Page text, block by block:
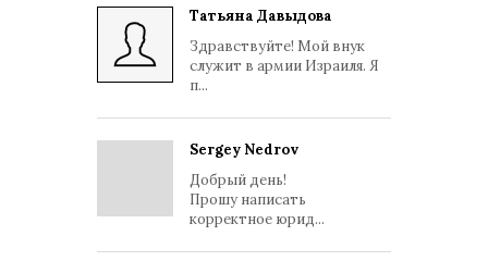
Татьяна Давыдова
Здравствуйте! Мой внук
служит в армии Израиля. Я
п...
Sergey Nedrov
Добрый день!
Прошу написать
корректное юрид...